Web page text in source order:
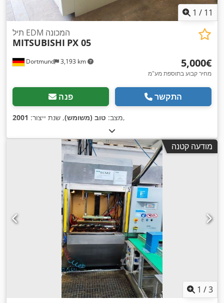
1 / 11
Dortmund 3,193 km
תיל EDM המכונה
MITSUBISHI PX 05
‏5,000 ‏€
מחיר קבוע בתוספת מע"מ
פנה התקשר
מצב: טוב (משומש), שנת ייצור: 2001 ,
מודעה קטנה
1 /3